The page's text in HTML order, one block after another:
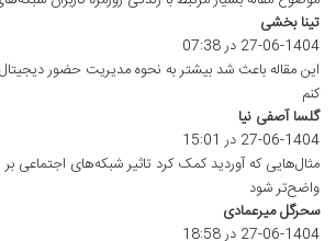
تینا بخشی
ف
ت
27-06-1404 در 07:38
این مقاله باعث شد بیشتر به نحوه مدیریت حضور دیجیتال
کنم
گلسا آصفی نیا
ف
ت
27-06-1404 در 15:01
مثال‌هایی که آوردید کمک کرد تاثیر شبکه‌های اجتماعی
واضح‌تر شود
سحرگل میرعمادی
ف
27-06-1404 در 18:58